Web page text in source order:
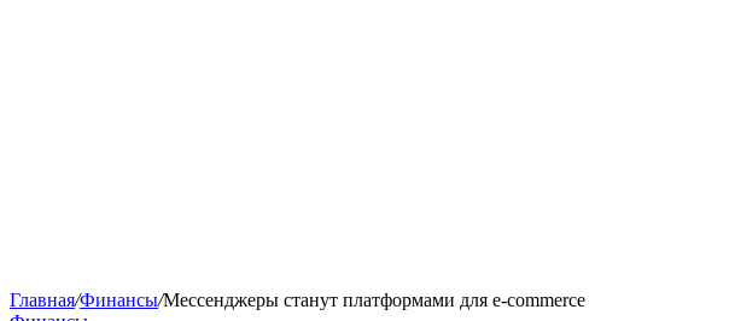
Главная/Финансы/Мессенджеры станут платформами для e-commerce